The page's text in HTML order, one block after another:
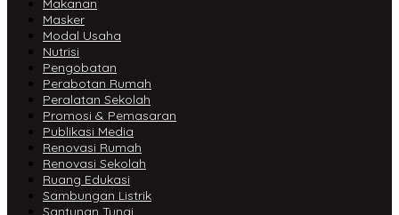
Makanan
Masker
Modal Usaha
Nutrisi
Pengobatan
Perabotan Rumah
Peralatan Sekolah
Promosi & Pemasaran
Publikasi Media
Renovasi Rumah
Renovasi Sekolah
Ruang Edukasi
Sambungan Listrik
Santunan Tunai